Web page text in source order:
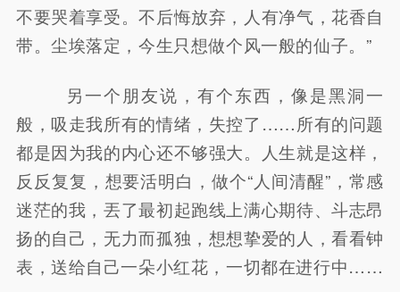
不要哭着享受。不后悔放弃，人有净气，花香自
带。尘埃落定，今生只想做个风一般的仙子。”
另一个朋友说，有个东西，像是黑洞一
般，吸走我所有的情绪，失控了……所有的问题
都是因为我的内心还不够强大。人生就是这样，
反反复复，想要活明白，做个“人间清醒”，常感
迷茫的我，丟了最初起跑线上满心期待、斗志昂
扬的自己，无力而孤独，想想挚爱的人，看看钟
表，送给自己一朵小红花，一切都在进行中……